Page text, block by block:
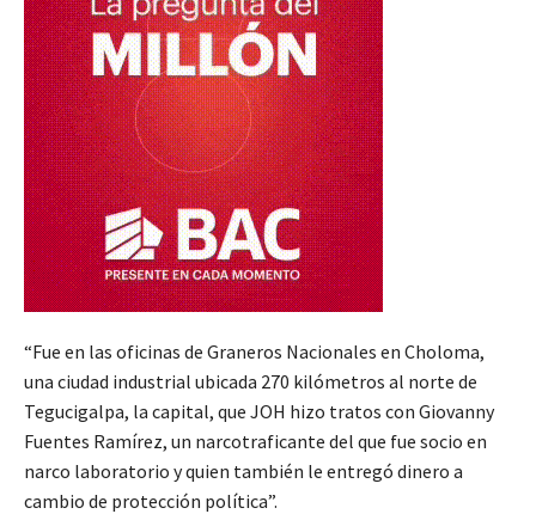
“Fue en las oficinas de Graneros Nacionales en Choloma,
una ciudad industrial ubicada 270 kilómetros al norte de
Tegucigalpa, la capital, que JOH hizo tratos con Giovanny
Fuentes Ramírez, un narcotraficante del que fue socio en
narco laboratorio y quien también le entregó dinero a
cambio de protección política”.